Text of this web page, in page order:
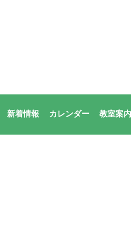
新着情報 カレンダー 教室案内